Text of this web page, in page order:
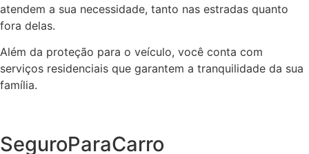
atendem a sua necessidade, tanto nas estradas quanto
fora delas.
Além da proteção para o veículo, você conta com
serviços residenciais que garantem a tranquilidade da sua
família.
SeguroParaCarro